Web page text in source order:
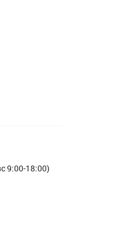
9:00-18:00)